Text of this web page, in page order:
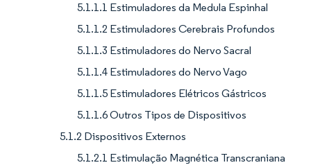
5.1.1.1 Estimuladores da Medula Espinhal
5.1.1.2 Estimuladores Cerebrais Profundos
5.1.1.3 Estimuladores do Nervo Sacral
5.1.1.4 Estimuladores do Nervo Vago
5.1.1.5 Estimuladores Elétricos Gástricos
5.1.1.6 Outros Tipos de Dispositivos
5.1.2 Dispositivos Externos
5.1.2.1 Estimulação Magnética Transcraniana